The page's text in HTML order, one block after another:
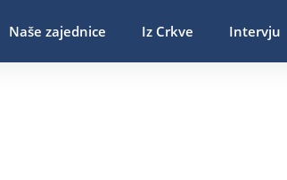
Naše zajednice Iz Crkve Intervju